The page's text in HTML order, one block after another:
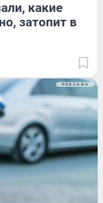
какие
затопит в